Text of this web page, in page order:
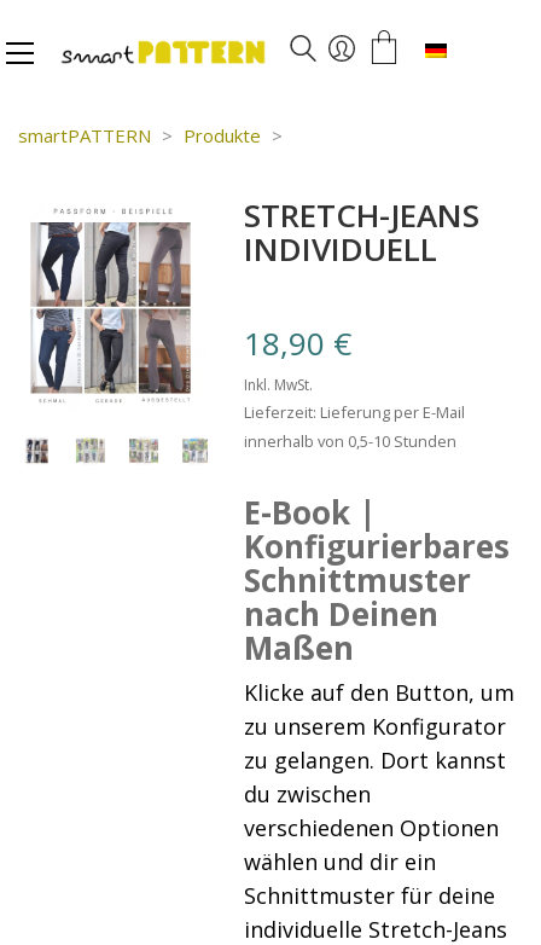
smartPATTERN > Produkte >
STRETCH-JEANS
INDIVIDUELL
18,90 €
Inkl. MwSt.
Lieferzeit: Lieferung per E-Mail
innerhalb von 0,5-10 Stunden
E-Book |
Konfigurierbares
Schnittmuster
nach Deinen
Maßen
Klicke auf den Button, um
zu unserem Konfigurator
zu gelangen. Dort kannst
du zwischen
verschiedenen Optionen
wählen und dir ein
Schnittmuster für deine
individuelle Stretch-Jeans